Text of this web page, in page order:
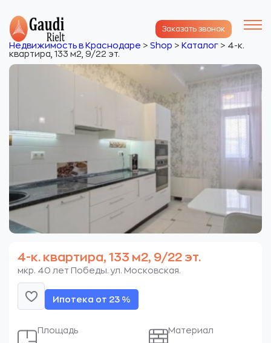
Заказать звонок
Недвижимость в Краснодаре > Shop > Каталог > 4-к.
квартира, 133 м2, 9/22 эт.
4-к. квартира, 133 м2, 9/22 эт.
мкр. 40 лет Победы. ул. Московская.
Ипотека от 23 %
Площадь Материал